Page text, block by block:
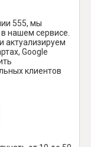
555, мы
нашем сервисе.
актуализируем
Google
клиентов